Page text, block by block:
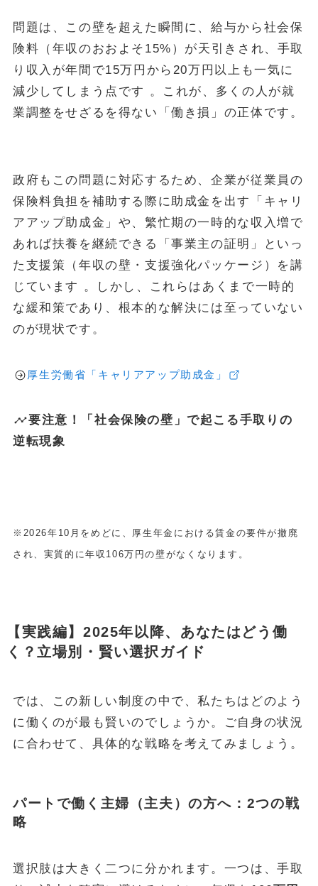
問題は、この壁を超えた瞬間に、給与から社会保
険料（年収のおおよそ15%）が天引きされ、手取
り収入が年間で15万円から20万円以上も一気に
減少してしまう点です 。これが、多くの人が就
業調整をせざるを得ない「働き損」の正体です。
政府もこの問題に対応するため、企業が従業員の
保険料負担を補助する際に助成金を出す「キャリ
アアップ助成金」や、繁忙期の一時的な収入増で
あれば扶養を継続できる「事業主の証明」といっ
た支援策（年収の壁・支援強化パッケージ）を講
じています 。しかし、これらはあくまで一時的
な緩和策であり、根本的な解決には至っていない
のが現状です。
厚生労働省「キャリアアップ助成金」
要注意！「社会保険の壁」で起こる手取りの
逆転現象
※2026年10月をめどに、厚生年金における賃金の要件が撤廃
され、実質的に年収106万円の壁がなくなります。
【実践編】2025年以降、あなたはどう働
く？立場別・賢い選択ガイド
では、この新しい制度の中で、私たちはどのよう
に働くのが最も賢いのでしょうか。ご自身の状況
に合わせて、具体的な戦略を考えてみましょう。
パートで働く主婦（主夫）の方へ：2つの戦
略
選択肢は大きく二つに分かれます。一つは、手取